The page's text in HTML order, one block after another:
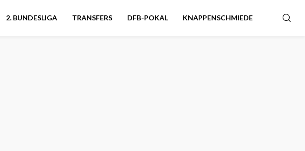
2. BUNDESLIGA TRANSFERS DFB-POKAL KNAPPENSCHMIEDE